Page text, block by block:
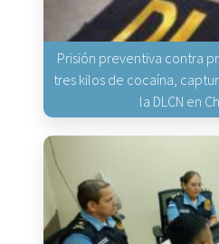
Prisión preventiva contra
tres kilos de cocaína,
la DLCN en